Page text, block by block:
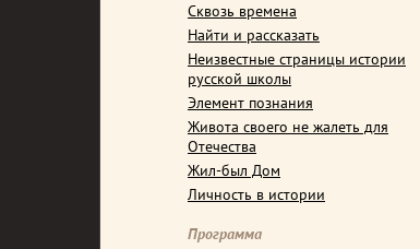
Сквозь времена
Найти и рассказать
Неизвестные страницы истории
русской школы
Элемент познания
Живота своего не жалеть для
Отечества
Жил-был Дом
Личность в истории
Программа